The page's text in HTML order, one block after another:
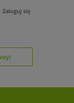
Zaloguj się